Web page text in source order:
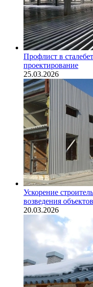
Профлист в
проектирование
25.03.2026
Ускорение
возведения объектов
20.03.2026